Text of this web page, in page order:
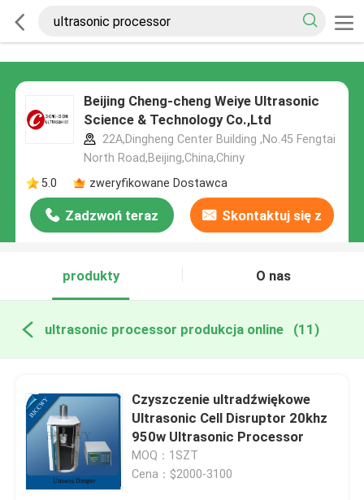
Beijing Cheng-cheng Weiye Ultrasonic
Science & Technology Co.,Ltd
22A,Dingheng Center Building ,No.45 Fengtai
North Road,Beijing,China,Chiny
5.0
zweryfikowane Dostawca
Zadzwoń teraz Skontaktuj się z
produkty
O nas
ultrasonic processor produkcja online (11)
Czyszczenie ultradźwiękowe
Ultrasonic Cell Disruptor 20khz
950w Ultrasonic Processor
MOQ：1SZT
Cena：$2000-3100